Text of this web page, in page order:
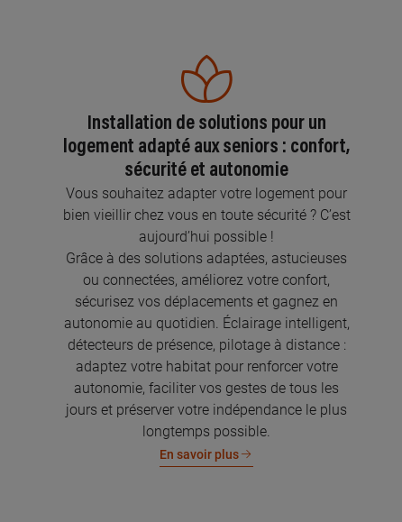
Installation de solutions pour un
logement adapté aux seniors : confort,
sécurité et autonomie
Vous souhaitez adapter votre logement pour
bien vieillir chez vous en toute sécurité ? C’est
aujourd’hui possible !
Grâce à des solutions adaptées, astucieuses
ou connectées, améliorez votre confort,
sécurisez vos déplacements et gagnez en
autonomie au quotidien. Éclairage intelligent,
détecteurs de présence, pilotage à distance :
adaptez votre habitat pour renforcer votre
autonomie, faciliter vos gestes de tous les
jours et préserver votre indépendance le plus
longtemps possible.
En savoir plus